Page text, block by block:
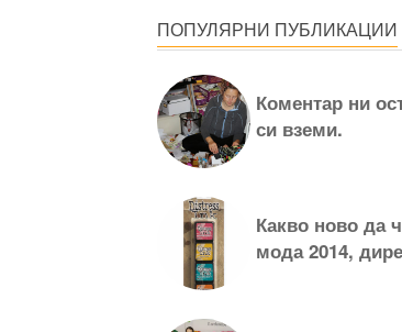
ПОПУЛЯРНИ ПУБЛИКАЦИИ
Коментар ни
си вземи.
Какво ново да
мода 2014,